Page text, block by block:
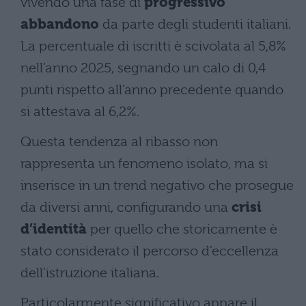
abbandono da parte degli studenti italiani.
La percentuale di iscritti è scivolata al 5,8%
nell’anno 2025, segnando un calo di 0,4
punti rispetto all’anno precedente quando
si attestava al 6,2%.
Questa tendenza al ribasso non
rappresenta un fenomeno isolato, ma si
inserisce in un trend negativo che prosegue
da diversi anni, configurando una crisi
d’identità per quello che storicamente è
stato considerato il percorso d’eccellenza
dell’istruzione italiana.
Particolarmente significativo appare il